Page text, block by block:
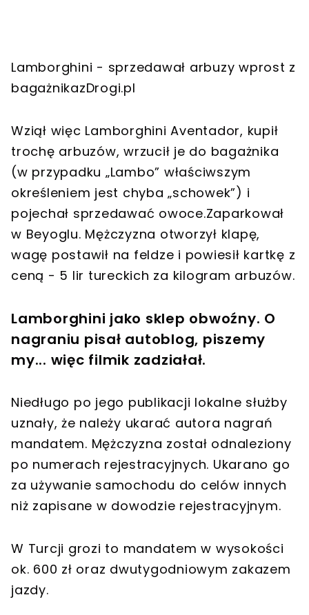
Lamborghini - sprzedawał arbuzy wprost z
bagażnikazDrogi.pl
Wziął więc Lamborghini Aventador, kupił
trochę arbuzów, wrzucił je do bagażnika
(w przypadku „Lambo” właściwszym
określeniem jest chyba „schowek”) i
pojechał sprzedawać owoce.Zaparkował
w Beyoglu. Mężczyzna otworzył klapę,
wagę postawił na feldze i powiesił kartkę z
ceną - 5 lir tureckich za kilogram arbuzów.
Lamborghini jako sklep obwoźny. O
nagraniu pisał autoblog, piszemy
my... więc filmik zadziałał.
Niedługo po jego publikacji lokalne służby
uznały, że należy ukarać autora nagrań
mandatem. Mężczyzna został odnaleziony
po numerach rejestracyjnych. Ukarano go
za używanie samochodu do celów innych
niż zapisane w dowodzie rejestracyjnym.
W Turcji grozi to mandatem w wysokości
ok. 600 zł oraz dwutygodniowym zakazem
jazdy.